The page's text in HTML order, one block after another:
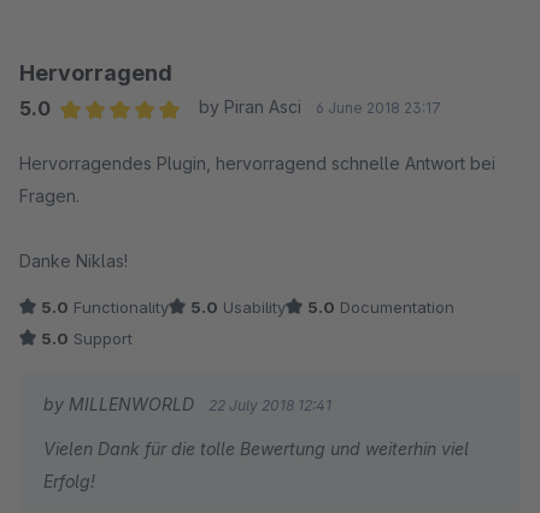
Hervorragend
5.0
by Piran Asci 6 June 2018 23:17
Hervorragendes Plugin, hervorragend schnelle Antwort bei
Fragen.
Danke Niklas!
5.0 Functionality 5.0 Usability 5.0 Documentation
5.0 Support
by MILLENWORLD 22 July 2018 12:41
Vielen Dank für die tolle Bewertung und weiterhin viel
Erfolg!